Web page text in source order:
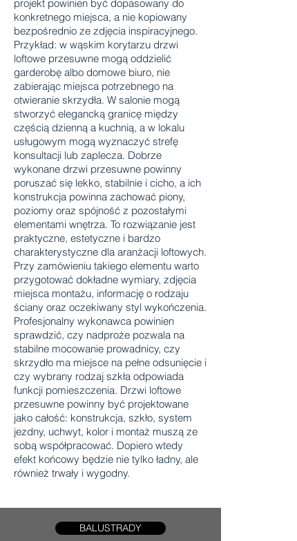
projekt powinien być dopasowany do
konkretnego miejsca, a nie kopiowany
bezpośrednio ze zdjęcia inspiracyjnego.
Przykład: w wąskim korytarzu drzwi
loftowe przesuwne mogą oddzielić
garderobę albo domowe biuro, nie
zabierając miejsca potrzebnego na
otwieranie skrzydła. W salonie mogą
stworzyć elegancką granicę między
częścią dzienną a kuchnią, a w lokalu
usługowym mogą wyznaczyć strefę
konsultacji lub zaplecza. Dobrze
wykonane drzwi przesuwne powinny
poruszać się lekko, stabilnie i cicho, a ich
konstrukcja powinna zachować piony,
poziomy oraz spójność z pozostałymi
elementami wnętrza. To rozwiązanie jest
praktyczne, estetyczne i bardzo
charakterystyczne dla aranżacji loftowych.
Przy zamówieniu takiego elementu warto
przygotować dokładne wymiary, zdjęcia
miejsca montażu, informację o rodzaju
ściany oraz oczekiwany styl wykończenia.
Profesjonalny wykonawca powinien
sprawdzić, czy nadproże pozwala na
stabilne mocowanie prowadnicy, czy
skrzydło ma miejsce na pełne odsunięcie i
czy wybrany rodzaj szkła odpowiada
funkcji pomieszczenia. Drzwi loftowe
przesuwne powinny być projektowane
jako całość: konstrukcja, szkło, system
jezdny, uchwyt, kolor i montaż muszą ze
sobą współpracować. Dopiero wtedy
efekt końcowy będzie nie tylko ładny, ale
również trwały i wygodny.
BALUSTRADY